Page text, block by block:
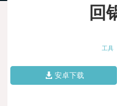
回
工具
安卓下载